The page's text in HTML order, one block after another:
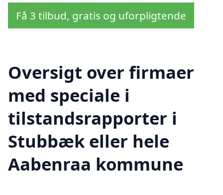
Få 3 tilbud, gratis og uforpligtende
Oversigt over firmaer
med speciale i
tilstandsrapporter i
Stubbæk eller hele
Aabenraa kommune